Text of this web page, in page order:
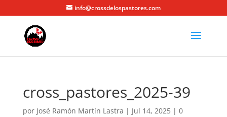
info@crossdelospastores.com
cross_pastores_2025-39
por José Ramón Martín Lastra | Jul 14, 2025| 0